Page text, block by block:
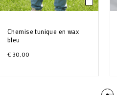
Chemise tunique en wax
bleu
€ 30,00